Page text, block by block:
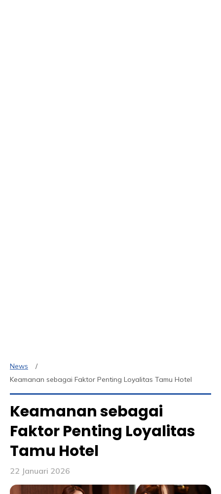
News
Keamanan sebagai Faktor Penting Loyalitas Tamu Hotel
Keamanan sebagai
Faktor Penting Loyalitas
Tamu Hotel
22 Januari 2026